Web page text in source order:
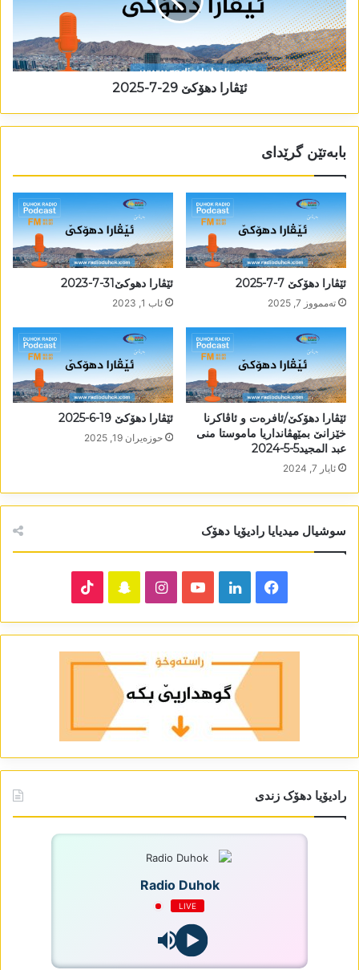
ئێڤارا دھۆکێ 29-7-2025
بابەتێن گرێدای
ئێڤارا دھۆکێ 7-7-2025
تەممووز 7, 2025
ئێڤارا دھوکێ31-7-2023
ئاب 1, 2023
ئێڤارا دھۆکێ/ئافرەت و ئاڤاکرنا
خێزانێ بمێھڤانداریا ماموستا منی
عبد المجید5-5-2024
ئایار 7, 2024
ئێڤارا دھۆکێ 19-6-2025
حوزه‌یران 19, 2025
سوشیال میدیایا رادیۆیا دھۆک
Facebook
LinkedIn
YouTube
Instagram
Snapchat
رادیۆیا دھۆک زندی
Radio Duhok
LIVE